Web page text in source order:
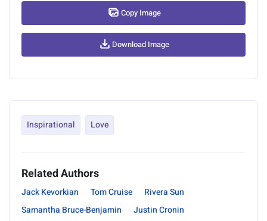
Copy Image
Download Image
Inspirational Love
Related Authors
Jack Kevorkian Tom Cruise
Rivera Sun
Samantha Bruce-Benjamin
Justin Cronin